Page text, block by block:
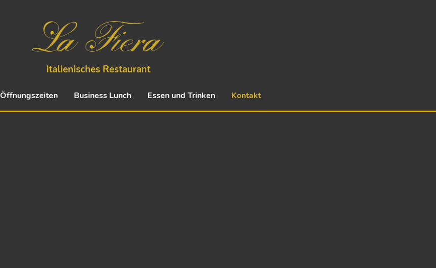
Italienisches Restaurant
Öffnungszeiten Business Lunch Essen und Trinken Kontakt